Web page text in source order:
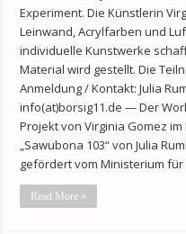
Experiment. Die Künstlerin
Leinwand, Acrylfarben und
individuelle Kunstwerke
Material wird gestellt. Die
Anmeldung / Kontakt: Julia
info(at)borsig11.de — Der
Projekt von Virginia Gomez
„Sawubona 103“ von Julia
gefördert vom Ministerium
Read More »